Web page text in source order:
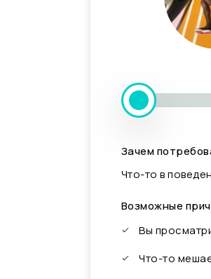
Зачем
Что-то в
Возможные
Вы
Что-то